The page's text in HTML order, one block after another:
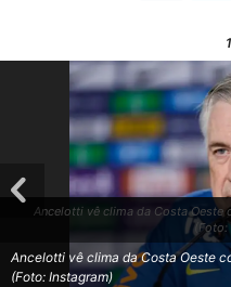
1
Ancelotti vê clima da Costa Oeste
(Foto:
Ancelotti vê clima da Costa Oeste
(Foto: Instagram)